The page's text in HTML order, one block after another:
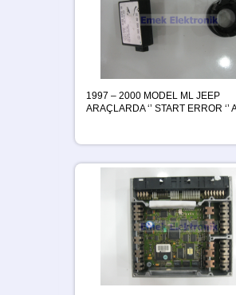
1997 – 2000 MODEL ML JEEP
ARAÇLARDA ‘’ START ERROR ‘’